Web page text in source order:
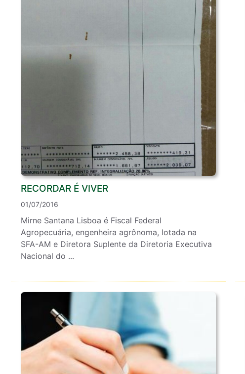
RECORDAR É VIVER
01/07/2016
Mirne Santana Lisboa é Fiscal Federal
Agropecuária, engenheira agrônoma, lotada na
SFA-AM e Diretora Suplente da Diretoria Executiva
Nacional do ...